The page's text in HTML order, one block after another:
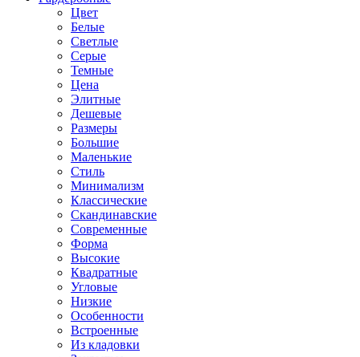
Цвет
Белые
Светлые
Серые
Темные
Цена
Элитные
Дешевые
Размеры
Большие
Маленькие
Стиль
Минимализм
Классические
Скандинавские
Современные
Форма
Высокие
Квадратные
Угловые
Низкие
Особенности
Встроенные
Из кладовки